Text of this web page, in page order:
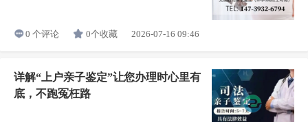
0 个评论 0个收藏 2026-07-16 09:46
详解“上户亲子鉴定”让您办理时心里有
底，不跑冤枉路